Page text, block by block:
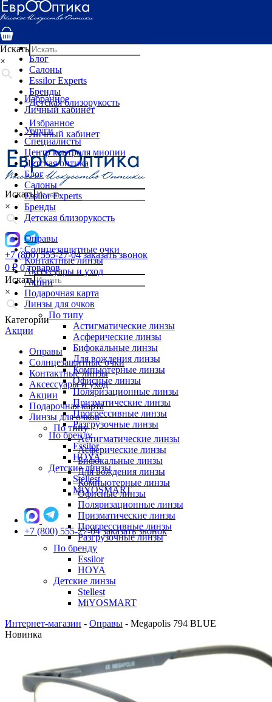
Услуги
Специалисты
Детская оптика
Блог
Салоны
Essilor Experts
Бренды
Детская близорукость
Избранное
Личный кабинет
Искать
×
+7 (800) 555-27-04 заказать звонок
0 ₽ 0 товаров
Искать
×
Категории
Акции
Оправы
Солнцезащитные очки
Контактные линзы
Аксессуары и уход
Акции
Подарочная карта
Линзы для очков
По типу
Астигматические линзы
Асферические линзы
Бифокальные линзы
Для вождения линзы
Компьютерные линзы
Офисные линзы
Поляризационные линзы
Призматические линзы
Прогрессивные линзы
Разгрузочные линзы
По бренду
Essilor
HOYA
Детские линзы
Stellest
MiYOSMART
Искать
×
Избранное
Личный кабинет
Услуги
Специалисты
Центр контроля миопии
Детская оптика
Блог
Салоны
Essilor Experts
Бренды
Детская близорукость
Оправы
Солнцезащитные очки
Контактные линзы
Аксессуары и уход
Акции
Подарочная карта
Линзы для очков
По типу
Астигматические линзы
Асферические линзы
Бифокальные линзы
Для вождения линзы
Компьютерные линзы
Офисные линзы
Поляризационные линзы
Призматические линзы
Прогрессивные линзы
Разгрузочные линзы
По бренду
Essilor
HOYA
Детские линзы
Stellest
MiYOSMART
+7 (800) 555-27-04 заказать звонок
Интернет-магазин - Оправы - Megapolis 794 BLUE
Новинка